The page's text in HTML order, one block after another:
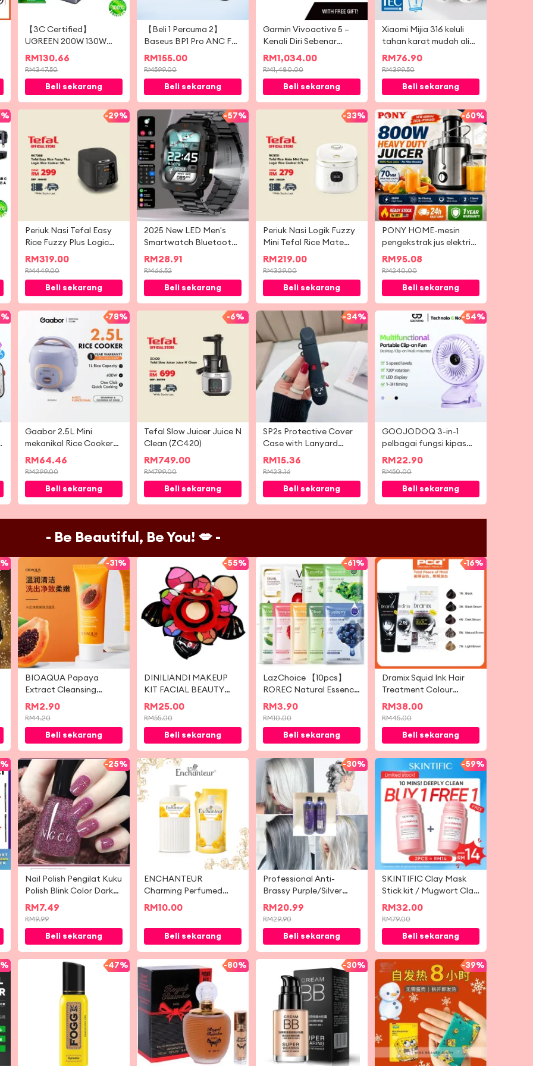
【3C Certified】
UGREEN 200W 130W
Nexode PowerBank
25000mAh 10000mAh
Magsafe Battery Pack
Portable Charger
Wireless Travel to China
CCC Flight Approve
iPhone 17 Samsung S25
Android iOS
RM 130.66
RM347.50
Beli sekarang
【Beli 1 Percuma 2】
Baseus BP1 Pro ANC Fon
Telinga Tanpa Wayar
-50dB Pengurangan
Bunyi Hi-Res Bluetooth
6.0 IPX55 Kalis Air
55Jam
RM 155.00
RM599.00
Beli sekarang
Garmin Vivoactive 5 –
Kenali Diri Sebenar
Anda. Muzik di
pergelangan tangan.
RM 1,034.00
RM1,480.00
Beli sekarang
Xiaomi Mijia 316 keluli
tahan karat mudah alih
perjalanan mini cerek
elektrik kopi bubur susu
teh cepat memasak
suhu kawalan penebat
cawan
RM 76.90
RM399.50
Beli sekarang
-29%
Periuk Nasi Tefal Easy
Rice Fuzzy Plus Logic
1.8L (RK736B)
RM 319.00
RM449.00
Beli sekarang
-57%
2025 New LED Men's
Smartwatch Bluetooth
Talking Smartwatch
Multi Sport Mode
Health Monitoring
Smart Watch
RM 28.91
RM66.52
Beli sekarang
-33%
Periuk Nasi Logik Fuzzy
Mini Tefal Rice Mate
0.7L (RK5151)
RM 219.00
RM329.00
Beli sekarang
-60%
PONY HOME-mesin
pengekstrak jus elektrik
berkuasa Juicer Blender
Mesin Pemerah Buah
Sayur Perlahan 800W 3
Kelajuan
RM 95.08
RM240.00
Beli sekarang
-78%
Gaabor 2.5L Mini
mekanikal Rice Cooker
Multi cepat memasak
tidak melekat RC-
25M01A
RM 64.46
RM299.00
Beli sekarang
-6%
Tefal Slow Juicer Juice N
Clean (ZC420)
RM 749.00
RM799.00
Beli sekarang
-34%
SP2s Protective Cover
Case with Lanyard
Silicone Soft Shell Skin
Accessories
RM 15.36
RM23.16
Beli sekarang
-54%
GOOJODOQ 3-in-1
pelbagai fungsi kipas
aliran udara yang
tenang dengan 5
kelajuan 720-degree All-
round Rotation LED
Screen & Time Setting
RM 22.90
RM50.00
Beli sekarang
- Be Beautiful, Be You! 💋 -
-31%
BIOAQUA Papaya
Extract Cleansing
Beauty Skin Cleanser
100g
RM 2.90
RM4.20
Beli sekarang
-55%
DINILIANDI MAKEUP
KIT FACIAL BEAUTY
MODEL A29
RM 25.00
RM55.00
Beli sekarang
-61%
LazChoice 【10pcs】
ROREC Natural Essence
Facial Mask [sheet mask]
RM 3.90
RM10.00
Beli sekarang
-16%
Dramix Squid Ink Hair
Treatment Colour
Cream 1set (250g x 2)
RM 38.00
RM45.00
Beli sekarang
-25%
Nail Polish Pengilat Kuku
Polish Blink Color Dark
Blue Purple Grey Color
指甲油 不可撕拉指甲油
RM 7.49
RM9.99
Beli sekarang
ENCHANTEUR
Charming Perfumed
Shower Gel / Body
/ Shower Foam / Body
Wash
RM 10.00
Beli sekarang
-30%
Professional Anti-
Brassy Purple/Silver
Shampoo For Blonde
Bleached Highlighted
Hair Remove Yellow 发廊
专业去黄洗发液
RM 20.99
RM29.90
Beli sekarang
-59%
SKINTIFIC Clay Mask
Stick kit / Mugwort Clay
Mask Stick + Alaska
Volcano Clay liang
dalam pembersihan Clay
Mask Stick
RM 32.00
RM79.00
Beli sekarang
-47% -80% -30% -39%